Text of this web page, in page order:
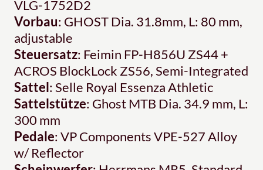
VLG-1752D2
Vorbau: GHOST Dia. 31.8mm, L: 80 mm,
adjustable
Steuersatz: Feimin FP-H856U ZS44 +
ACROS BlockLock ZS56, Semi-Integrated
Sattel: Selle Royal Essenza Athletic
Sattelstütze: Ghost MTB Dia. 34.9 mm, L:
300 mm
Pedale: VP Components VPE-527 Alloy
w/ Reflector